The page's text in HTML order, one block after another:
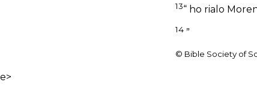
13“ ho rialo
14 ”
© Bible Society of
e>